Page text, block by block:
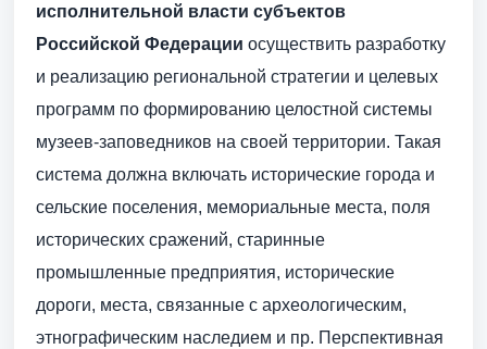
исполнительной власти субъектов
Российской Федерации осуществить разработку
и реализацию региональной стратегии и целевых
программ по формированию целостной системы
музеев-заповедников на своей территории. Такая
система должна включать исторические города и
сельские поселения, мемориальные места, поля
исторических сражений, старинные
промышленные предприятия, исторические
дороги, места, связанные с археологическим,
этнографическим наследием и пр. Перспективная